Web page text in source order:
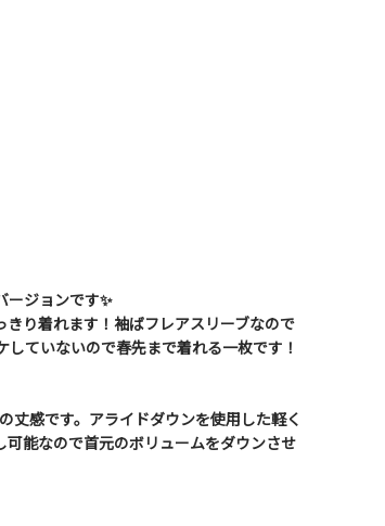
ージョンです✨
り着れます！袖ばフレアスリーブなので
ていないので春先まで着れる一枚です！
丈感です。アライドダウンを使用した軽く
能なので首元のボリュームをダウンさせ